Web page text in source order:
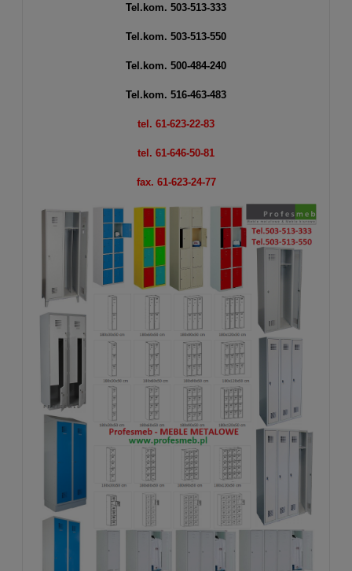
Tel.kom. 503-513-333
Tel.kom. 503-513-550
Tel.kom. 500-484-240
Tel.kom. 516-463-483
tel. 61-623-22-83
tel. 61-646-50-81
fax. 61-623-24-77